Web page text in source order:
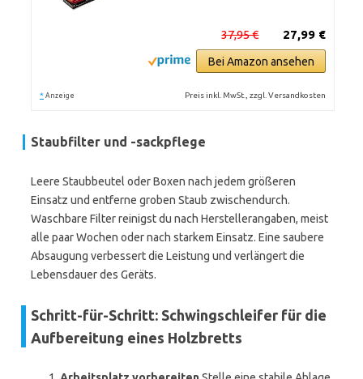
27,99 €
37,95 €
Bei Amazon ansehen
* Anzeige Preis inkl. MwSt., zzgl. Versandkosten
Staubfilter und -sackpflege
Leere Staubbeutel oder Boxen nach jedem größeren
Einsatz und entferne groben Staub zwischendurch.
Waschbare Filter reinigst du nach Herstellerangaben, meist
alle paar Wochen oder nach starkem Einsatz. Eine saubere
Absaugung verbessert die Leistung und verlängert die
Lebensdauer des Geräts.
Schritt-für-Schritt: Schwingschleifer für die
Aufbereitung eines Holzbretts